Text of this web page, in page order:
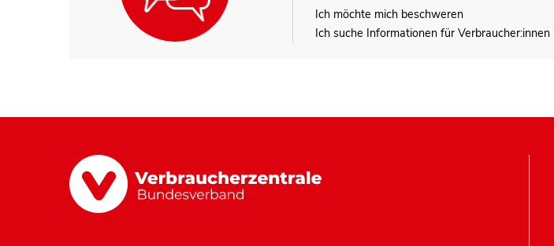
Ich möchte mich beschweren
Ich suche Informationen für Verbraucher:innen